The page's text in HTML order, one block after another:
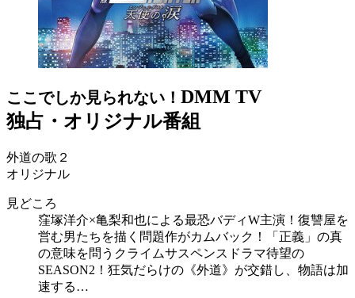
ここでしか見られない！ DMM TV
独占・オリジナル番組
外道の歌２
オリジナル
見どころ
窪塚洋介×亀梨和也による最恐バディW主演！復讐屋を
営む男たちを描く問題作がカムバック！「正義」の真
の意味を問うクライムサスペンスドラマ待望の
SEASON2！狂気だらけの《外道》が交錯し、物語は加
速する…